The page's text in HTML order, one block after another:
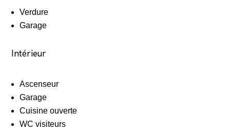
Verdure
Garage
Intérieur
Ascenseur
Garage
Cuisine ouverte
WC visiteurs